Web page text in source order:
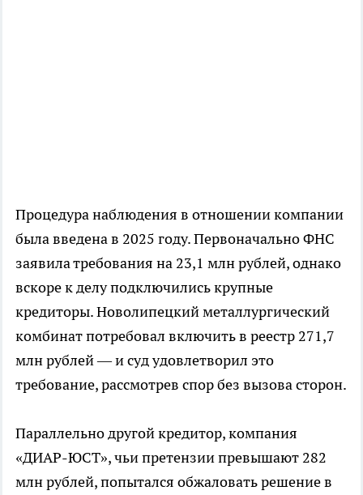
Процедура наблюдения в отношении компании
была введена в 2025 году. Первоначально ФНС
заявила требования на 23,1 млн рублей, однако
вскоре к делу подключились крупные
кредиторы. Новолипецкий металлургический
комбинат потребовал включить в реестр 271,7
млн рублей — и суд удовлетворил это
требование, рассмотрев спор без вызова сторон.
Параллельно другой кредитор, компания
«ДИАР-ЮСТ», чьи претензии превышают 282
млн рублей, попытался обжаловать решение в